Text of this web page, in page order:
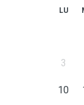
LU
3
10